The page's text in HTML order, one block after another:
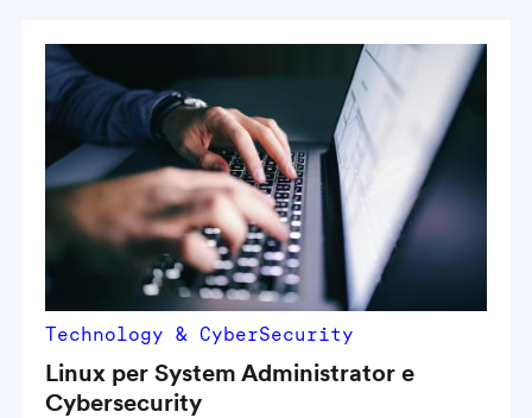
Technology & CyberSecurity
Linux per System Administrator e
Cybersecurity